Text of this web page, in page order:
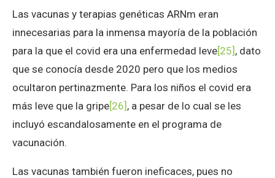
Las vacunas y terapias genéticas ARNm eran
innecesarias para la inmensa mayoría de la población
para la que el covid era una enfermedad leve[25] , dato
que se conocía desde 2020 pero que los medios
ocultaron pertinazmente. Para los niños el covid era
más leve que la gripe[26] , a pesar de lo cual se les
incluyó escandalosamente en el programa de
vacunación.
Las vacunas también fueron ineficaces, pues no